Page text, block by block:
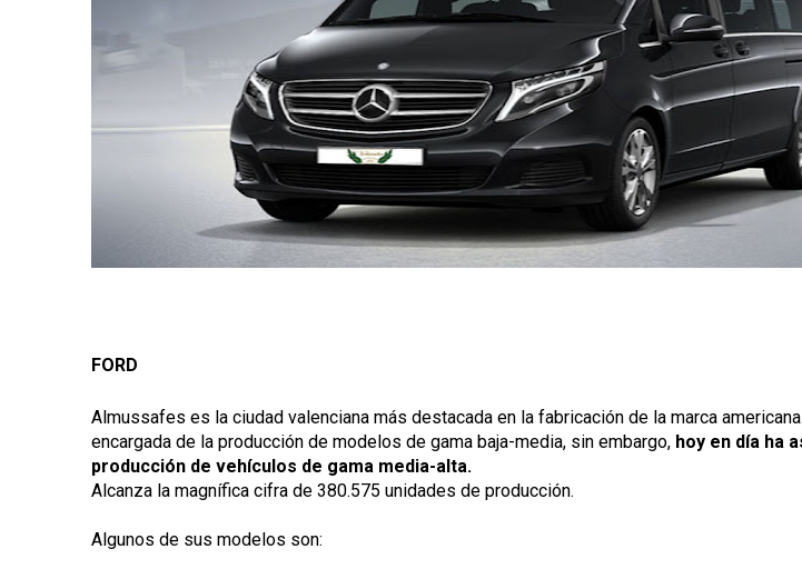
FORD
Almussafes es la ciudad valenciana más destacada en la fabricación de la marca
encargada de la producción de modelos de gama baja-media, sin embargo, hoy en día ha
producción de vehículos de gama media-alta.
Alcanza la magnífica cifra de 380.575 unidades de producción.
Algunos de sus modelos son: